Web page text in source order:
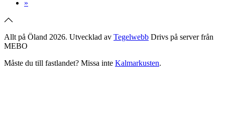
»
Allt på Öland 2026. Utvecklad av Tegelwebb Drivs på server från
MEBO
Måste du till fastlandet? Missa inte Kalmarkusten.